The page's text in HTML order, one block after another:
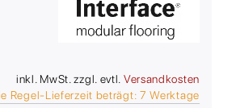
inkl. MwSt. zzgl. evtl. Versandkosten
Regel-Lieferzeit beträgt: 7 Werktage